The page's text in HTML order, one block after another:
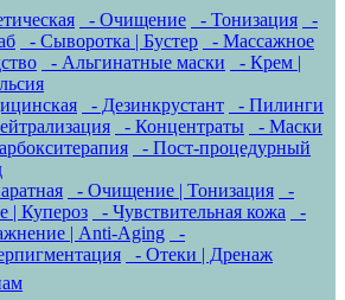
- Очищение - Тонизация
-
- Сыворотка | Бустер
- Массажное
- Альгинатные маски
- Крем |
- Дезинкрустант
- Пилинги
- Концентраты
- Маски
- Пост-процедурный
- Очищение | Тонизация
-
| Купероз
- Чувствительная кожа
-
| Anti-Aging
-
- Отеки | Дренаж